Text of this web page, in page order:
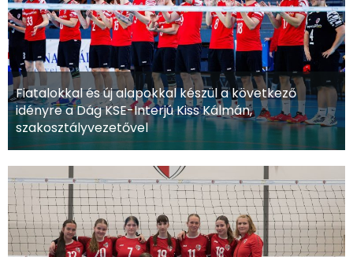
Fiatalokkal és új alapokkal készül a következő
idényre a Dág KSE-Interjú Kiss Kálmán,
szakosztályvezetővel